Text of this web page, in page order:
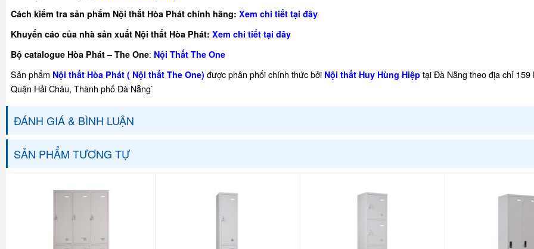
Cách kiểm tra sản phẩm Nội thất Hòa Phát chính hãng: Xem chi tiết tại đây
Khuyến cáo của nhà sản xuất Nội thất Hòa Phát: Xem chi tiết tại đây
Bộ catalogue Hòa Phát – The One: Nội Thất The One
Sản phẩm Nội thất Hòa Phát ( Nội thất The One) được phân phối chính thức bởi Nội thất Huy Hùng Hiệptại Đà Nẵng theo địa chỉ 159
Quận Hải Châu, Thành phố Đà Nẵng`
ĐÁNH GIÁ & BÌNH LUẬN
SẢN PHẨM TƯƠNG TỰ